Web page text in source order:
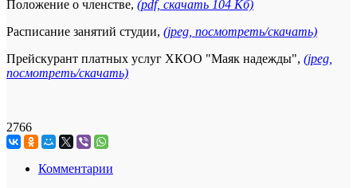
Положение о членстве, (pdf, скачать 104 Кб)
Расписание занятий студии, (jpeg, посмотреть/скачать)
Прейскурант платных услуг ХКОО "Маяк надежды", (jpeg,
посмотреть/скачать)
2766
Комментарии